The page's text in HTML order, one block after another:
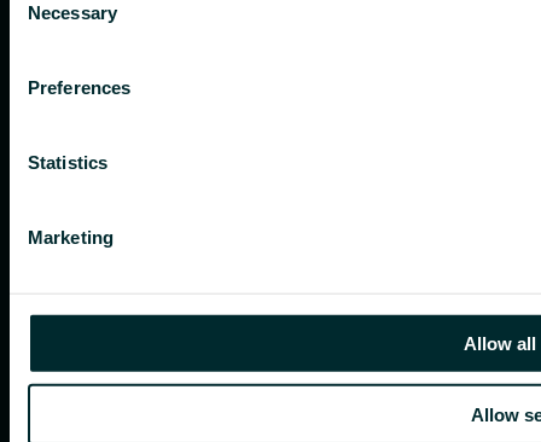
Selection
Necessary
Preferences
Statistics
Marketing
Allow all
Allow